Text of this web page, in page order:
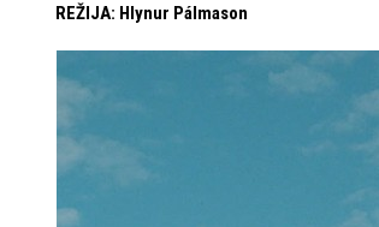
REŽIJA: Hlynur Pálmason